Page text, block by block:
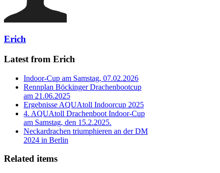
Erich
Latest from Erich
Indoor-Cup am Samstag, 07.02.2026
Rennplan Böckinger Drachenbootcup
am 21.06.2025
Ergebnisse AQUAtoll Indoorcup 2025
4. AQUAtoll Drachenboot Indoor-Cup
am Samstag, den 15.2.2025.
Neckardrachen triumphieren an der DM
2024 in Berlin
Related items